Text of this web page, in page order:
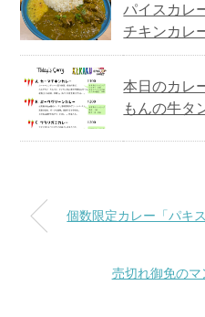
パイスカレ
チキンカレ
本日のカレ
もんの牛タ
個数限定カレー「パキ
売切れ御免のマ